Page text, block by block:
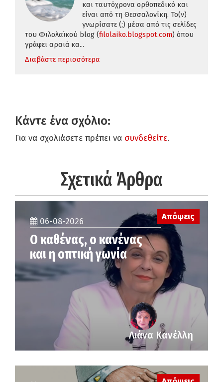
και ταυτόχρονα ορθοπεδικό και
είναι από τη Θεσσαλονίκη. Το(ν)
γνωρίσατε (;) μέσα από τις σελίδες
του Φιλολαϊκoύ blog (filolaiko.blogspot.com) όπου
γράφει αραιά κα...
Διαβάστε περισσότερα
Κάντε ένα σχόλιο:
Για να σχολιάσετε πρέπει να συνδεθείτε.
Σχετικά Άρθρα
Απόψεις
06-08-2026
Ο καθένας, ο κανένας
και η οπτική γωνία
Λιάνα Κανέλλη